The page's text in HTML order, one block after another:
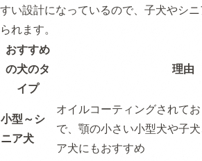
すい設計になっているので、子犬やシ
られます。
おすすめ
の犬のタ
イプ
理由
小型～シ
ニア犬
オイルコーティングされて
で、顎の小さい小型犬や子
ア犬にもおすすめ